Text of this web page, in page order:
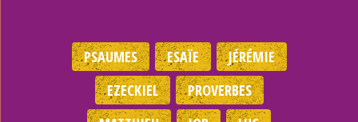
PSAUMES ESAÏE
JÉRÉMIE
EZECKIEL
PROVERBES